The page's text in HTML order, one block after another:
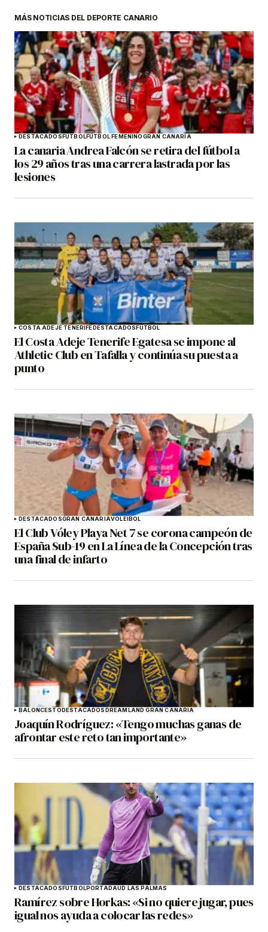
MÁS NOTICIAS DEL DEPORTE CANARIO
DESTACADOSFÚTBOLFÚTBOL FEMENINOGRAN CANARIA
La canaria Andrea Falcón se retira del fútbol a
los 29 años tras una carrera lastrada por las
lesiones
COSTA ADEJE TENERIFEDESTACADOSFÚTBOL
El Costa Adeje Tenerife Egatesa se impone al
Athletic Club en Tafalla y continúa su puesta a
punto
DESTACADOSGRAN CANARIAVOLEIBOL
El Club Vóley Playa Net 7 se corona campeón de
España Sub-19 en La Línea de la Concepción tras
una final de infarto
BALONCESTODESTACADOSDREAMLAND GRAN CANARIA
Joaquín Rodríguez: «Tengo muchas ganas de
afrontar este reto tan importante»
DESTACADOSFÚTBOLPORTADAUD LAS PALMAS
Ramírez sobre Horkas: «Si no quiere jugar, pues
igual nos ayuda a colocar las redes»